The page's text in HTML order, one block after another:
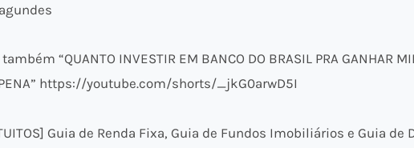
“QUANTO INVESTIR EM BANCO DO BRASIL PRA GANHAR
PENA” https://youtube.com/shorts/_jkG0arwD5I
Guia de Renda Fixa, Guia de Fundos Imobiliários e Guia